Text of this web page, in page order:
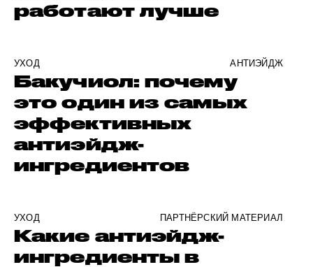
работают лучше
УХОД АНТИЭЙДЖ
Бакучиол: почему
это один из самых
эффективных
антиэйдж-
ингредиентов
УХОД ПАРТНЁРСКИЙ МАТЕРИАЛ
Какие антиэйдж-
ингредиенты в